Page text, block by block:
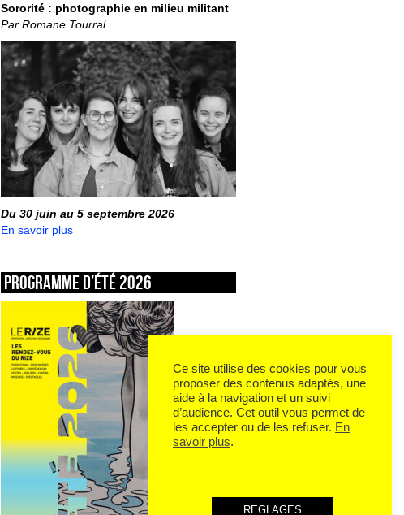
Sororité : photographie en milieu militant
Par Romane Tourral
Du 30 juin au 5 septembre 2026
En savoir plus
Programme d’été 2026
Ce site utilise des cookies pour vous
proposer des contenus adaptés, une
aide à la navigation et un suivi
d’audience. Cet outil vous permet de
les accepter ou de les refuser. En
savoir plus.
REGLAGES